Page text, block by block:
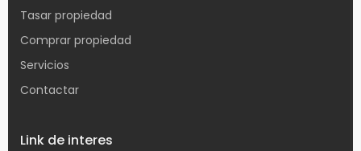
Tasar propiedad
Comprar propiedad
Servicios
Contactar
Link de interes